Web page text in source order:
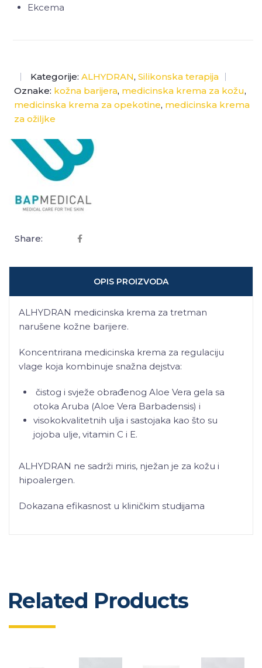
Ekcema
Kategorije: ALHYDRAN, Silikonska terapija
Oznake: kožna barijera, medicinska krema za kožu,
medicinska krema za opekotine, medicinska krema
za ožiljke
Share:
OPIS PROIZVODA
ALHYDRAN medicinska krema za tretman
narušene kožne barijere.
Koncentrirana medicinska krema za regulaciju
vlage koja kombinuje snažna dejstva:
čistog i svježe obrađenog Aloe Vera gela sa
otoka Aruba (Aloe Vera Barbadensis) i
visokokvalitetnih ulja i sastojaka kao što su
jojoba ulje, vitamin C i E.
ALHYDRAN ne sadrži miris, nježan je za kožu i
hipoalergen.
Dokazana efikasnost u kliničkim studijama
Related Products